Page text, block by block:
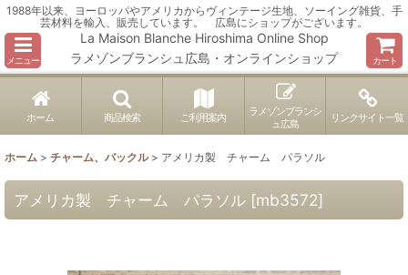
1988年以来、ヨーロッパやアメリカからヴィンテージ生地、ソーイング雑貨、手
芸材料を輸入、販売しています。 広島にショップがございます。
メニュー
La Maison Blanche Hiroshima Online Shop
ラメゾンブランシュ広島・オンラインショップ
カート
ホーム 商品検索 ご利用案内
ラメゾンブランシ
ュ広島
リンクサイト一覧
ホーム > チャーム、バックル > アメリカ製 チャーム パラソル
アメリカ製 チャーム パラソル [mb3572]